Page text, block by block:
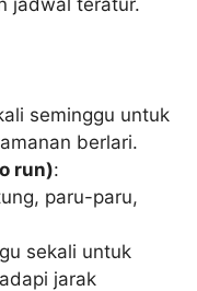
seminggu untuk
berlari.
run):
paru-paru,
sekali untuk
jarak